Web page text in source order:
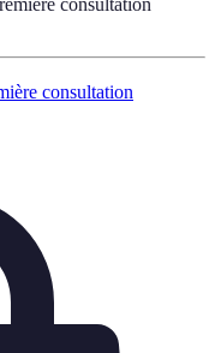
consultation
consultation